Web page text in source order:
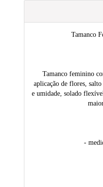
Tamanco
Tamanco feminino
aplicação de flores,
e umidade, solado
-